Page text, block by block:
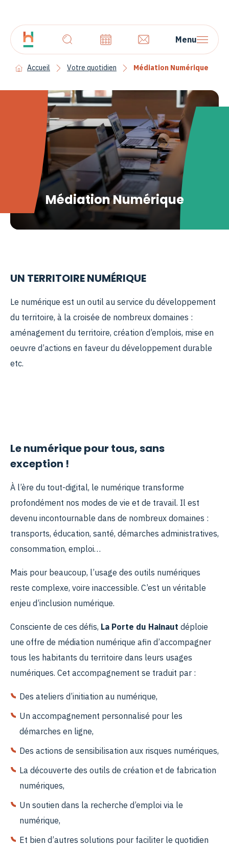
Menu
Accueil Votre quotidien Médiation Numérique
Médiation Numérique
UN TERRITOIRE NUMÉRIQUE
Le numérique est un outil au service du développement
du territoire, à la croisée de nombreux domaines :
aménagement du territoire, création d’emplois, mise en
oeuvre d’actions en faveur du développement durable
etc.
Le numérique pour tous, sans
exception !
À l’ère du tout-digital, le numérique transforme
profondément nos modes de vie et de travail. Il est
devenu incontournable dans de nombreux domaines :
transports, éducation, santé, démarches administratives,
consommation, emploi…
Mais pour beaucoup, l’usage des outils numériques
reste complexe, voire inaccessible. C’est un véritable
enjeu d’inclusion numérique.
Consciente de ces défis, La Porte du Hainaut déploie
une offre de médiation numérique afin d’accompagner
tous les habitants du territoire dans leurs usages
numériques. Cet accompagnement se traduit par :
Des ateliers d’initiation au numérique,
Un accompagnement personnalisé pour les
démarches en ligne,
Des actions de sensibilisation aux risques numériques,
La découverte des outils de création et de fabrication
numériques,
Un soutien dans la recherche d’emploi via le
numérique,
Et bien d’autres solutions pour faciliter le quotidien